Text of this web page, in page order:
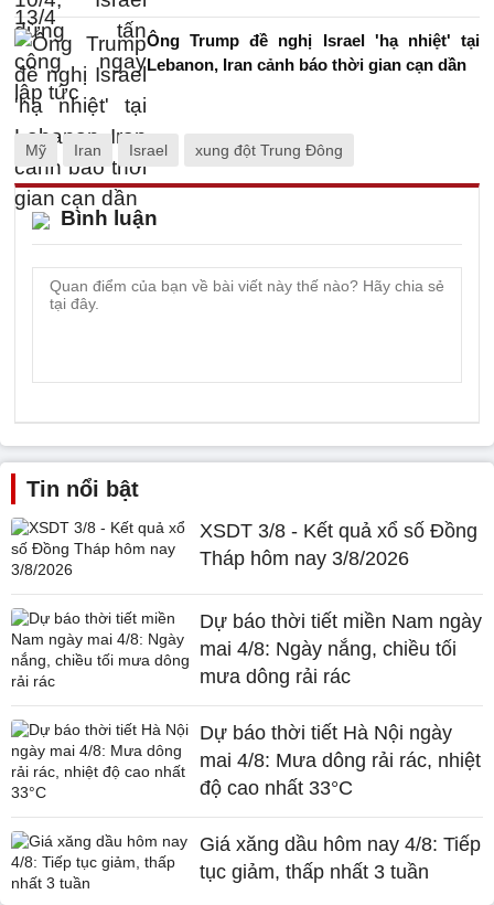
Ông Trump đề nghị Israel 'hạ nhiệt' tại
Lebanon, Iran cảnh báo thời gian cạn dần
Mỹ Iran Israel xung đột Trung Đông
Bình luận
Tin nổi bật
XSDT 3/8 - Kết quả xổ số Đồng
Tháp hôm nay 3/8/2026
Dự báo thời tiết miền Nam ngày
mai 4/8: Ngày nắng, chiều tối
mưa dông rải rác
Dự báo thời tiết Hà Nội ngày
mai 4/8: Mưa dông rải rác, nhiệt
độ cao nhất 33°C
Giá xăng dầu hôm nay 4/8: Tiếp
tục giảm, thấp nhất 3 tuần